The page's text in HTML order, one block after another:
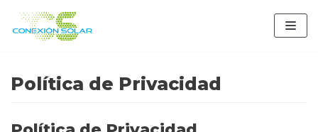
Saltar
al
Política de Privacidad